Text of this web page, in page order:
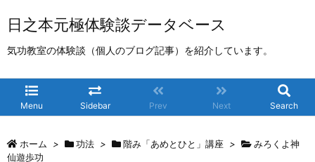
日之本元極体験談データベース
気功教室の体験談（個人のブログ記事）を紹介しています。
Menu Sidebar Prev Next Search
ホーム > 功法 > 階み「あめとひと」講座 >
みろくよ神
仙遊歩功